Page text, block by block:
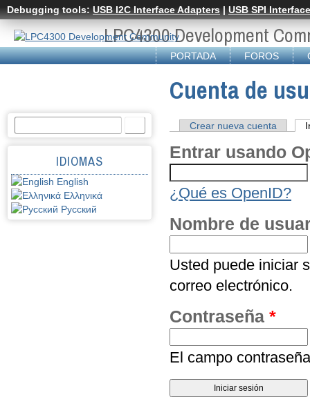
Pasar al contenido principal
Debugging tools:USB I2C Interface Adapters|USB SPI
LPC4300 Development
PORTADA FOROS
Cuenta de
Solapas principales
Crear nueva cuenta
Entrar usando
¿Qué es OpenID?
Nombre de
Usted puede iniciar
correo electrónico.
Contraseña *
El campo
FORMULARIO DE
BÚSQUEDA
IDIOMAS
English
Ελληνικά
Русский